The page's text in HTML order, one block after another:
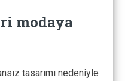
modaya
tasarımı nedeniyle